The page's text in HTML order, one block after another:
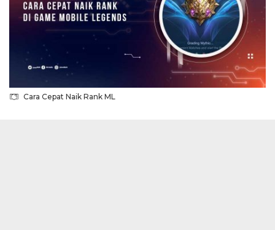
Cara Cepat Naik Rank ML